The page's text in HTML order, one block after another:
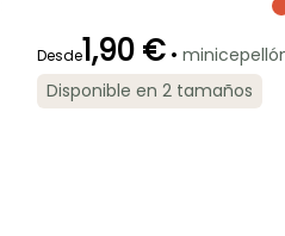
Desde1,90 € •
Disponible en 2 tamaños